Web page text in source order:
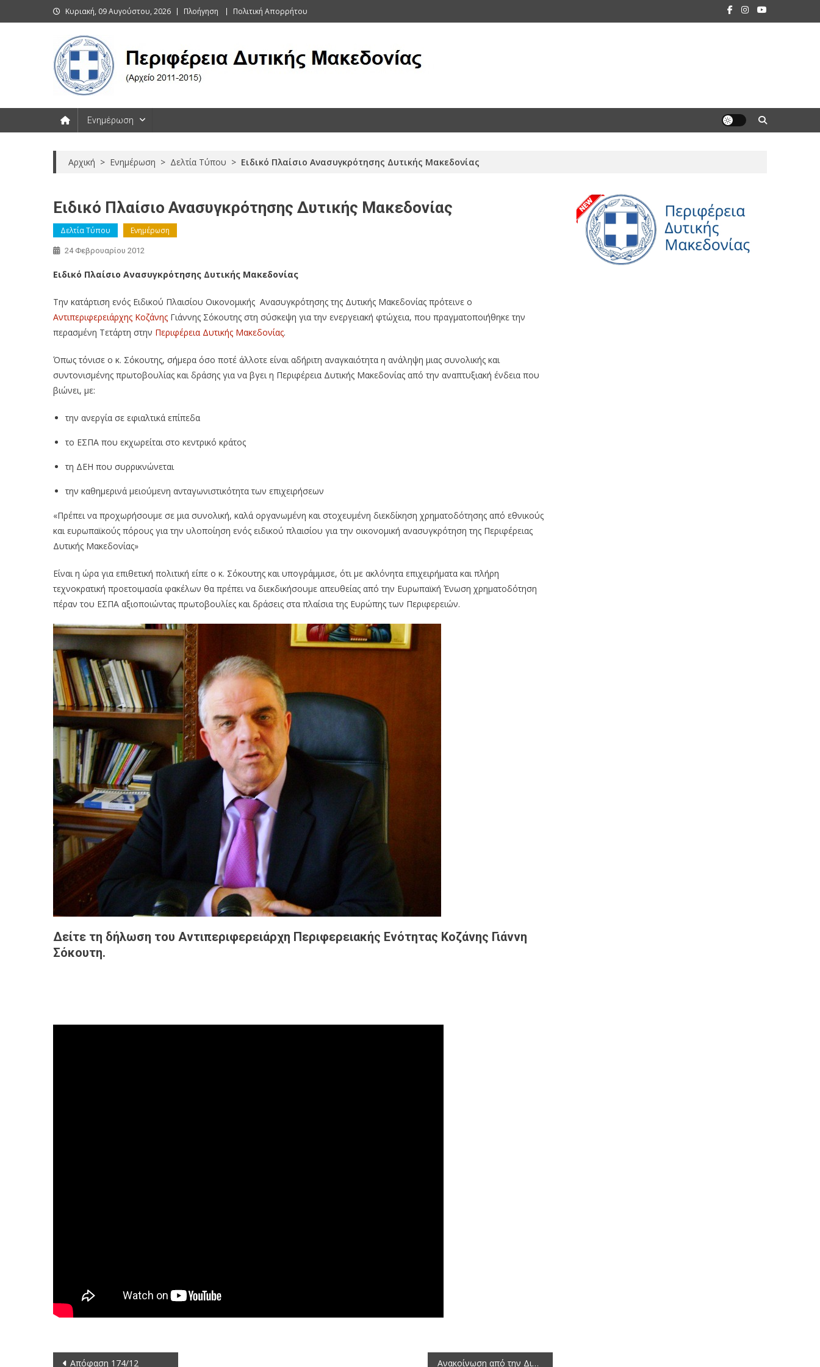
to
Κυριακή, 09 Αυγούστου, 2026 Πλοήγηση Πολιτική Απορρήτου
Περιφέρεια Δυτικής Μακεδονίας (Αρχείο 2011-2015)
Ενημέρωση
Αρχική > Ενημέρωση > Δελτία Τύπου > Ειδικό Πλαίσιο Ανασυγκρότησης Δυτικής Μακεδονίας
Ειδικό Πλαίσιο Ανασυγκρότησης Δυτικής Μακεδονίας
Δελτία Τύπου Ενημέρωση
24 Φεβρουαρίου 2012
Ειδικό Πλαίσιο Ανασυγκρότησης Δυτικής Μακεδονίας
Την κατάρτιση ενός Ειδικού Πλαισίου Οικονομικής Ανασυγκρότησης της Δυτικής Μακεδονίας πρότεινε ο
Αντιπεριφερειάρχης Κοζάνης Γιάννης Σόκουτης στη σύσκεψη για την ενεργειακή φτώχεια, που πραγματοποιήθηκε την
περασμένη Τετάρτη στην Περιφέρεια Δυτικής Μακεδονίας.
Όπως τόνισε ο κ. Σόκουτης, σήμερα όσο ποτέ άλλοτε είναι αδήριτη αναγκαιότητα η ανάληψη μιας συνολικής και
συντονισμένης πρωτοβουλίας και δράσης για να βγει η Περιφέρεια Δυτικής Μακεδονίας από την αναπτυξιακή ένδεια που
βιώνει, με:
την ανεργία σε εφιαλτικά επίπεδα
το ΕΣΠΑ που εκχωρείται στο κεντρικό κράτος
τη ΔΕΗ που συρρικνώνεται
την καθημερινά μειούμενη ανταγωνιστικότητα των επιχειρήσεων
«Πρέπει να προχωρήσουμε σε μια συνολική, καλά οργανωμένη και στοχευμένη διεκδίκηση χρηματοδότησης από εθνικούς
και ευρωπαϊκούς πόρους για την υλοποίηση ενός ειδικού πλαισίου για την οικονομική ανασυγκρότηση της Περιφέρειας
Δυτικής Μακεδονίας»
Είναι η ώρα για επιθετική πολιτική είπε ο κ. Σόκουτης και υπογράμμισε, ότι με ακλόνητα επιχειρήματα και πλήρη
τεχνοκρατική προετοιμασία φακέλων θα πρέπει να διεκδικήσουμε απευθείας από την Ευρωπαϊκή Ένωση χρηματοδότηση
πέραν του ΕΣΠΑ αξιοποιώντας πρωτοβουλίες και δράσεις στα πλαίσια της Ευρώπης των Περιφερειών.
Δείτε τη δήλωση του Αντιπεριφερειάρχη Περιφερειακής Ενότητας Κοζάνης Γιάννη
Σόκουτη.
Πλοήγηση
Απόφαση 174/12 Ανακοίνωση από την Διεύθυνση Αγροτικής Οικονομίας της Περιφέρειας Δυτικής Μακεδονίας